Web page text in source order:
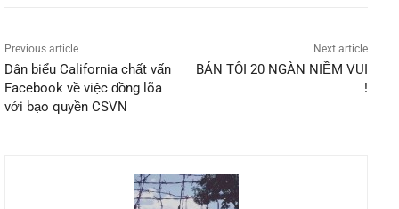
Previous article
Dân biểu California chất vấn
Facebook về việc đồng lõa
với bạo quyền CSVN
Next article
BÁN TÔI 20 NGÀN NIỀM VUI
!